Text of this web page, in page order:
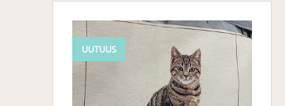
UUTUUS